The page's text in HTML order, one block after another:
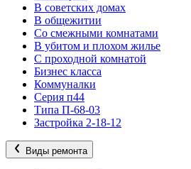
В советских домах
В общежитии
Со смежными комнатами
В убитом и плохом жилье
С проходной комнатой
Бизнес класса
Коммуналки
Серия п44
Типа П-68-03
Застройка 2-18-12
Виды ремонта